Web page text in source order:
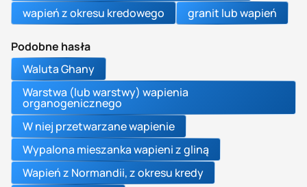
wapień z okresu kredowego
granit lub wapień
Podobne hasła
Waluta Ghany
Warstwa (lub warstwy) wapienia
organogenicznego
W niej przetwarzane wapienie
Wypalona mieszanka wapieni z gliną
Wapień z Normandii, z okresu kredy